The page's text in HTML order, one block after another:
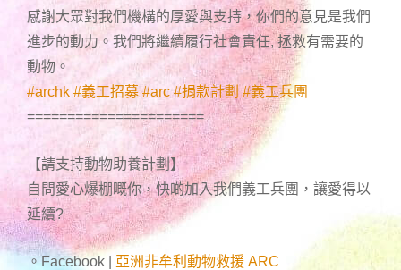
感謝大眾對我們機構的厚愛與支持，你們的意見是我們
進步的動力。我們將繼續履行社會責任, 拯救有需要的
動物。
#archk #義工招募 #arc #捐款計劃 #義工兵團
======================
【請支持動物助養計劃】
自問愛心爆棚嘅你，快啲加入我們義工兵團，讓愛得以
延續?
。Facebook |
亞洲非牟利動物救援 ARC